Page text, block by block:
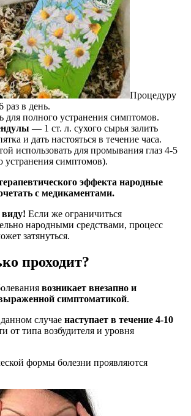
Процедуру
раз в день.
для полного устранения симптомов.
— 1 ст. л. сухого сырья залить
и дать настояться в течение часа.
использовать для промывания глаз 4-5
устранения симптомов).
эффекта народные
с медикаментами.
Если же ограничиться
народными средствами, процесс
затянуться.
проходит?
возникает внезапно и
симптоматикой.
случае наступает в течение 4-10
от типа возбудителя и уровня
формы болезни проявляются